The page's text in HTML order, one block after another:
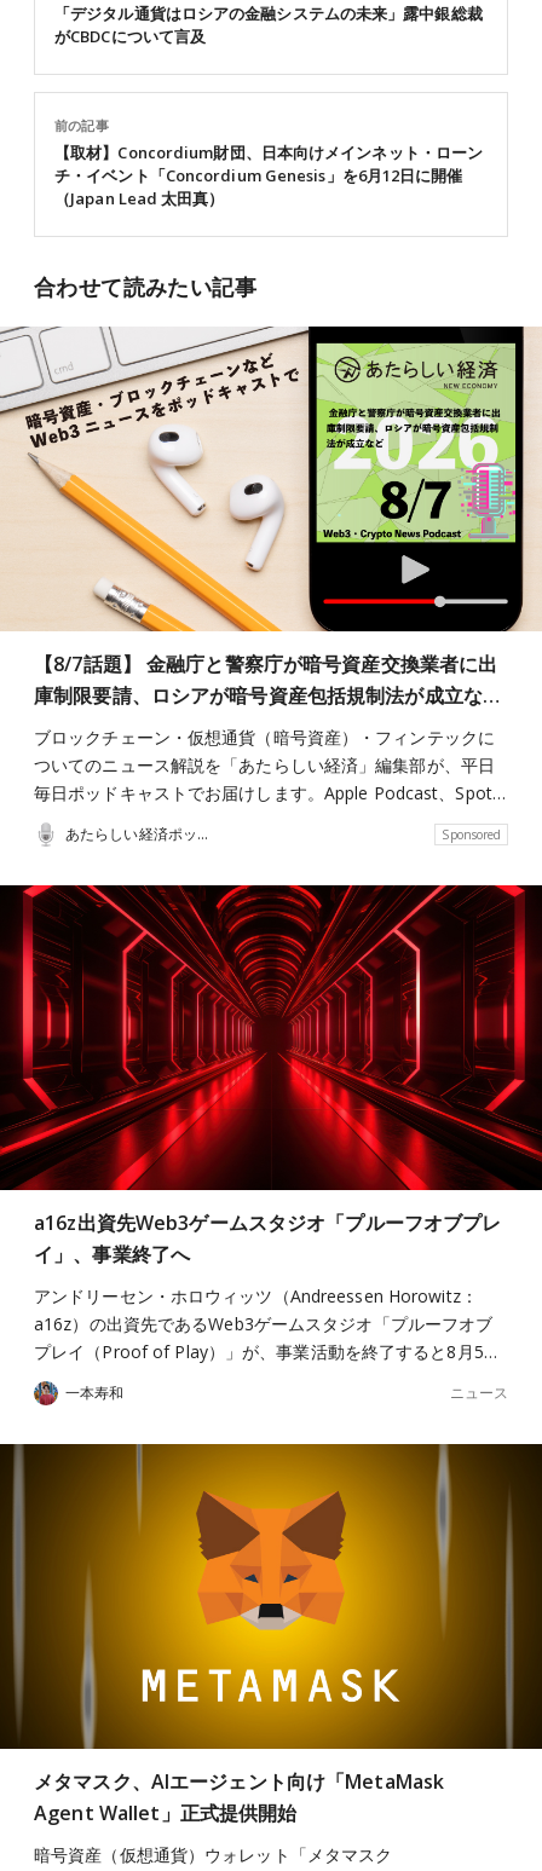
前の記事
【取材】Concordium財団、日本向けメインネット・ローン
チ・イベント「Concordium Genesis」を6月12日に開催
（Japan Lead 太田真）
「デジタル通貨はロシアの金融システムの未来」露中銀総裁
がCBDCについて言及
合わせて読みたい記事
【8/7話題】 金融庁と警察庁が暗号資産交換業者に出
庫制限要請、ロシアが暗号資産包括規制法が成立な…
ブロックチェーン・仮想通貨（暗号資産）・フィンテックに
ついてのニュース解説を「あたらしい経済」編集部が、平日
毎日ポッドキャストでお届けします。Apple Podcast、Spot…
あたらしい経済ポッドキャスト Sponsored
a16z出資先Web3ゲームスタジオ「プルーフオブプレ
イ」、事業終了へ
アンドリーセン・ホロウィッツ（Andreessen Horowitz：
a16z）の出資先であるWeb3ゲームスタジオ「プルーフオブ
プレイ（Proof of Play）」が、事業活動を終了すると8月5…
一本寿和 ニュース
メタマスク、AIエージェント向け「MetaMask
Agent Wallet」正式提供開始
暗号資産（仮想通貨）ウォレット「メタマスク